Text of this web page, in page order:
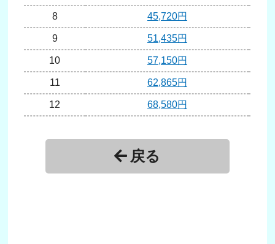
8 45,720円
9 51,435円
10 57,150円
11 62,865円
12 68,580円
80,010円
戻る